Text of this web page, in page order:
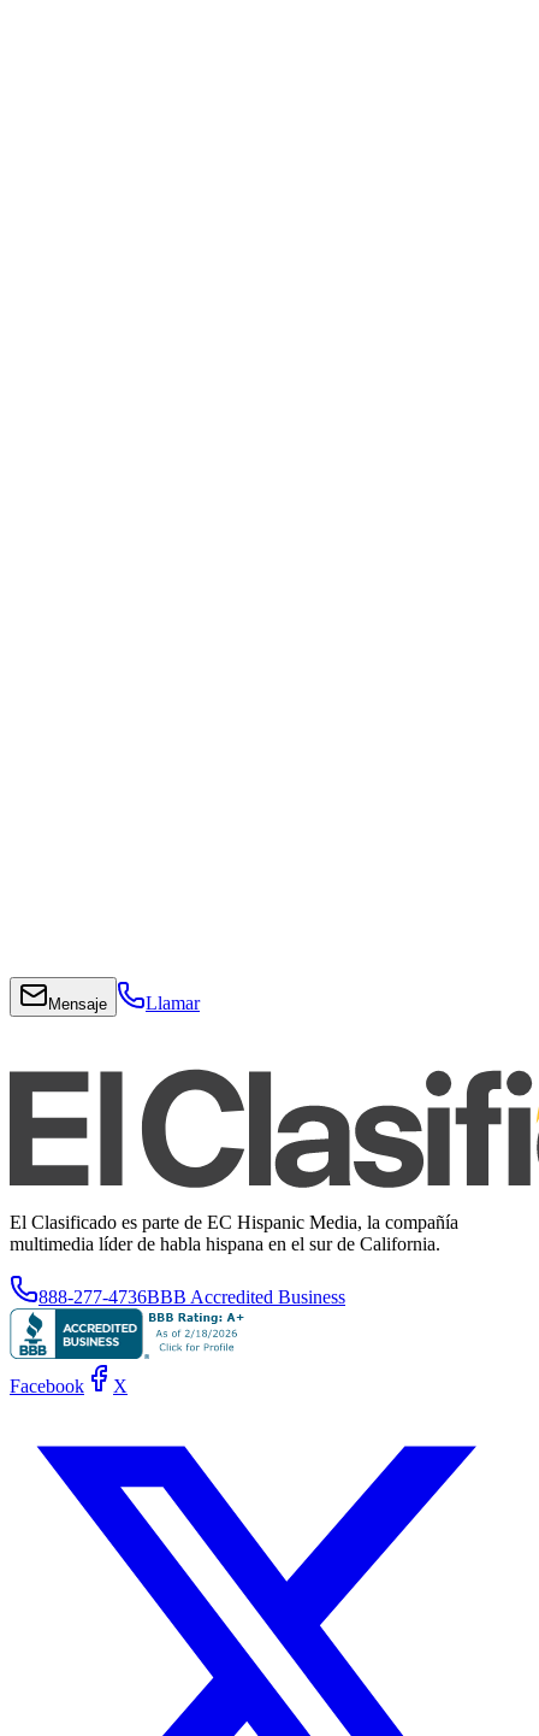
Mensaje Llamar
El Clasificado es parte de EC Hispanic Media, la compañía
multimedia líder de habla hispana en el sur de California.
888-277-4736BBB Accredited Business
Facebook X